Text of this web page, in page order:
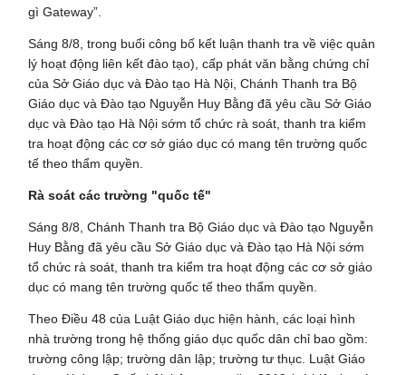
gì Gateway”.
Sáng 8/8, trong buổi công bố kết luận thanh tra về việc quản
lý hoạt động liên kết đào tạo), cấp phát văn bằng chứng chỉ
của Sở Giáo dục và Đào tạo Hà Nội, Chánh Thanh tra Bộ
Giáo dục và Đào tạo Nguyễn Huy Bằng đã yêu cầu Sở Giáo
dục và Đào tạo Hà Nội sớm tổ chức rà soát, thanh tra kiểm
tra hoạt động các cơ sở giáo dục có mang tên trường quốc
tế theo thẩm quyền.
Rà soát các trường "quốc tế"
Sáng 8/8, Chánh Thanh tra Bộ Giáo dục và Đào tạo Nguyễn
Huy Bằng đã yêu cầu Sở Giáo dục và Đào tạo Hà Nội sớm
tổ chức rà soát, thanh tra kiểm tra hoạt động các cơ sở giáo
dục có mang tên trường quốc tế theo thẩm quyền.
Theo Điều 48 của Luật Giáo dục hiện hành, các loại hình
nhà trường trong hệ thống giáo dục quốc dân chỉ bao gồm:
trường công lập; trường dân lập; trường tư thục. Luật Giáo